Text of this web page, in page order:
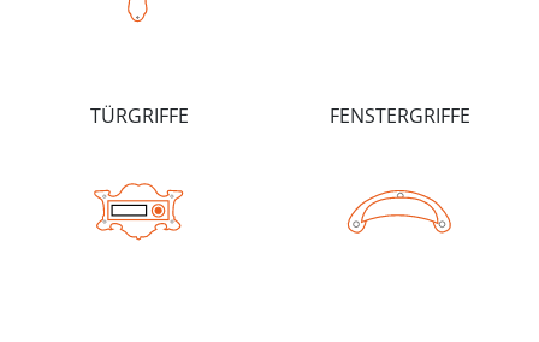
TÜRGRIFFE FENSTERGRIFFE